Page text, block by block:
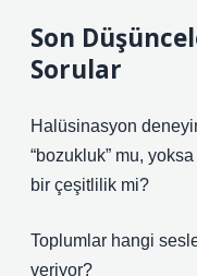
Son
Sorular
Halüsinasyon
“bozukluk” mu,
bir çeşitlilik mi?
Toplumlar hangi
veriyor?